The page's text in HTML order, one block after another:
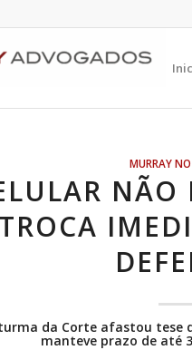
MURRAY
NÃO
da Corte afastou tese
manteve prazo de até